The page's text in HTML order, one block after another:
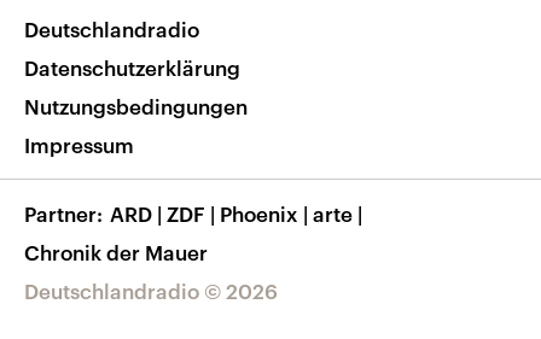
Nachrichten App
Frequenzen
Veranstaltungen
Musikliste
RSS
Barrierefreiheit
Deutschlandradio © 2026
Deutschlandradio
Datenschutzerklärung
Nutzungsbedingungen
Impressum
Partner ARD | ZDF | Phoenix | arte |
Chronik der Mauer